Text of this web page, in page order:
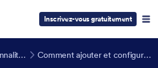
Inscrivez-vous gratuitement
Fonctionnalités avancées Comment ajouter et configurer le champ Adresse